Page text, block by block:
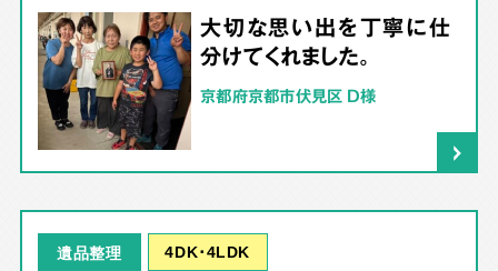
大切な思い出を丁寧に仕
分けてくれました。
京都府京都市伏見区 D様
遺品整理 4DK･4LDK